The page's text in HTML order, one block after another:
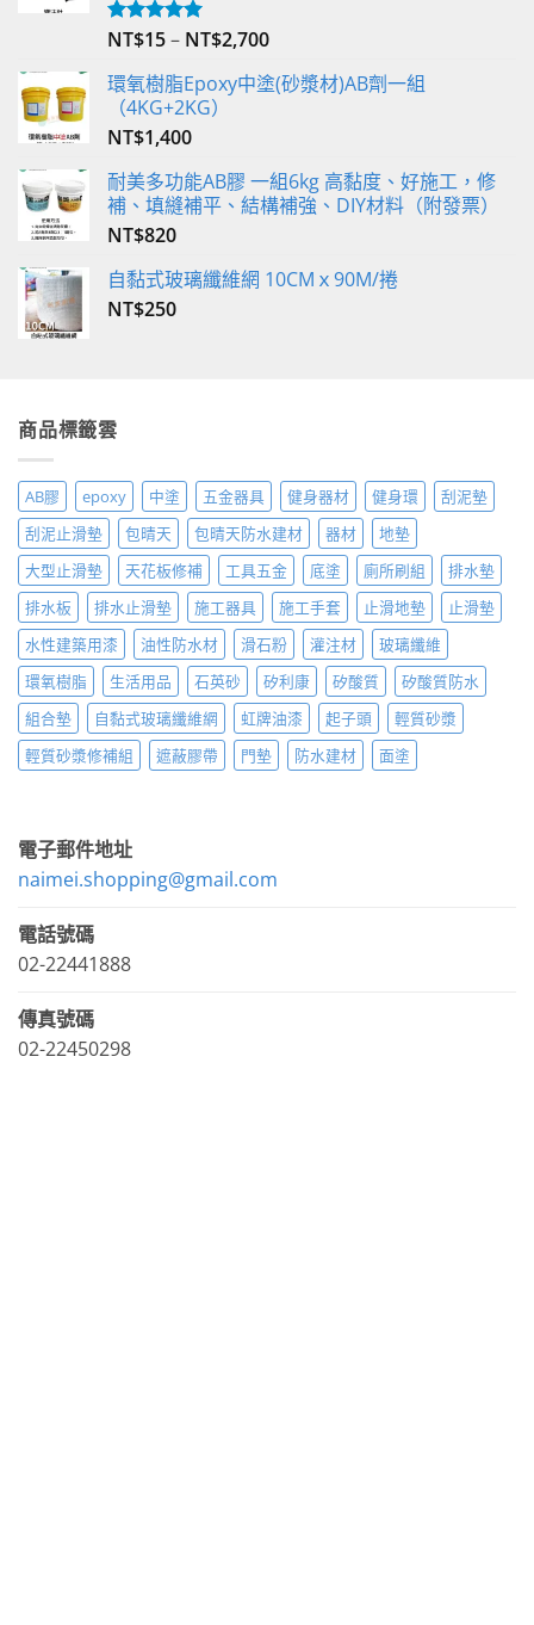
評分5.00
NT$15– NT$2,700
環氧樹脂Epoxy中塗(砂漿材)AB劑一組
（4KG+2KG）
NT$1,400
耐美多功能AB膠 一組6kg 高黏度、好施工，修
補、填縫補平、結構補強、DIY材料（附發票）
NT$820
自黏式玻璃纖維網 10CMｘ90M/捲
NT$250
商品標籤雲
AB膠 epoxy 中塗 五金器具 健身器材 健身環
刮泥墊
刮泥止滑墊
包晴天 包晴天防水建材 器材
地墊
大型止滑墊
天花板修補 工具五金 底塗 廁所刷組
排水墊
排水板
排水止滑墊 施工器具 施工手套 止滑地墊
止滑墊
水性建築用漆
油性防水材 滑石粉 灌注材
玻璃纖維
環氧樹脂
生活用品 石英砂 矽利康 矽酸質
矽酸質防水
組合墊
自黏式玻璃纖維網 虹牌油漆 起子頭
輕質砂漿
輕質砂漿修補組
遮蔽膠帶 門墊 防水建材 面塗
電子郵件地址
naimei.shopping@gmail.com
電話號碼
02-22441888
傳真號碼
02-22450298